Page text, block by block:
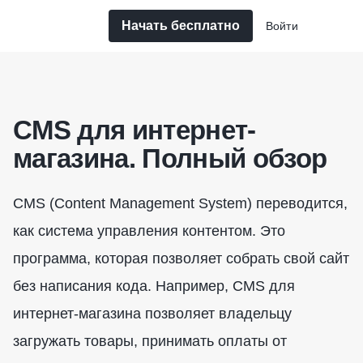
Начать бесплатно Войти
CMS для интернет-
магазина. Полный обзор
CMS (Content Management System) переводится,
как система управления контентом. Это
программа, которая позволяет собрать свой сайт
без написания кода. Например, CMS для
интернет-магазина позволяет владельцу
загружать товары, принимать оплаты от